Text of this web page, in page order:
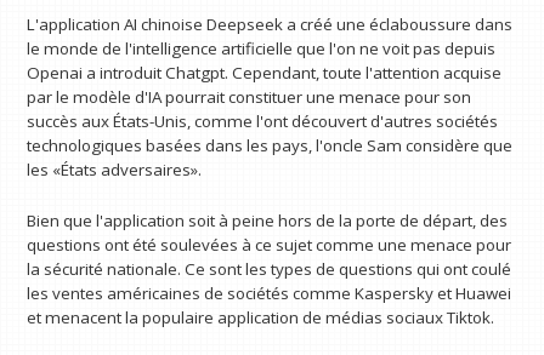
L'application AI chinoise Deepseek a créé une éclaboussure dans
le monde de l'intelligence artificielle que l'on ne voit pas depuis
Openai a introduit Chatgpt. Cependant, toute l'attention acquise
par le modèle d'IA pourrait constituer une menace pour son
succès aux États-Unis, comme l'ont découvert d'autres sociétés
technologiques basées dans les pays, l'oncle Sam considère que
les «États adversaires».
Bien que l'application soit à peine hors de la porte de départ, des
questions ont été soulevées à ce sujet comme une menace pour
la sécurité nationale. Ce sont les types de questions qui ont coulé
les ventes américaines de sociétés comme Kaspersky et Huawei
et menacent la populaire application de médias sociaux Tiktok.